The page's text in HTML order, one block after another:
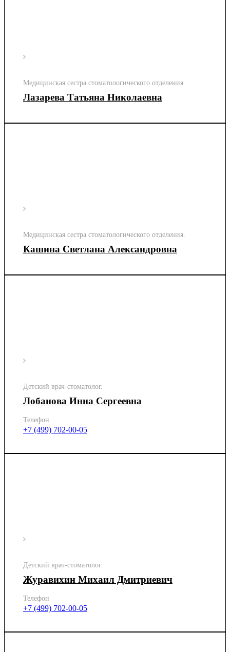
Медицинская сестра стоматологического отделения
Лазарева Татьяна Николаевна
Медицинская сестра стоматологического отделения.
Кашина Светлана Александровна
Детский врач-стоматолог.
Лобанова Инна Сергеевна
Телефон
+7 (499) 702-00-05
Детский врач-стоматолог.
Журавихин Михаил Дмитриевич
Телефон
+7 (499) 702-00-05